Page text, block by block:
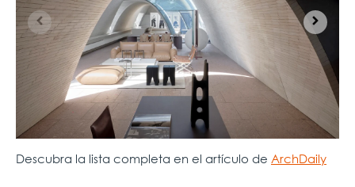
Descubra la lista completa en el artículo de ArchDaily